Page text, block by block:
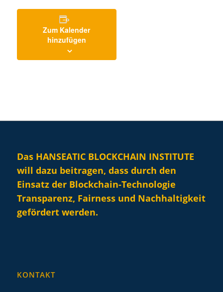
Zum Kalender
hinzufügen
Das HANSEATIC BLOCKCHAIN INSTITUTE
will dazu beitragen, dass durch den
Einsatz der Blockchain-Technologie
Transparenz, Fairness und Nachhaltigkeit
gefördert werden.
KONTAKT